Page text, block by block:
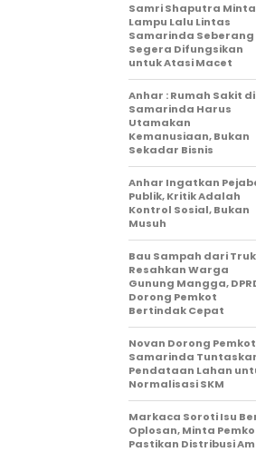
Samri Shaputra Minta
Lampu Lalu Lintas
Samarinda Seberang
Segera Difungsikan
untuk Atasi Macet
Anhar : Rumah Sakit di
Samarinda Harus
Utamakan
Kemanusiaan, Bukan
Sekadar Bisnis
Anhar Ingatkan
Publik, Kritik Adalah
Kontrol Sosial, Bukan
Musuh
Bau Sampah dari Truk
Resahkan Warga
Gunung Mangga,
Dorong Pemkot
Bertindak Cepat
Novan Dorong Pemkot
Samarinda
Pendataan Lahan
Normalisasi SKM
Markaca Soroti Isu
Oplosan, Minta
Pastikan Distribusi